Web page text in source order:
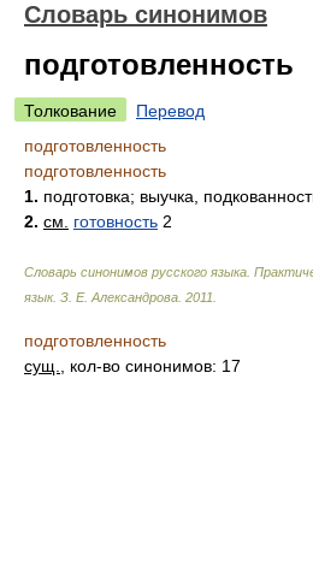
Словарь синонимов
подготовленность
Толкование
Перевод
подготовленность
подготовленность
1. подготовка; выучка,
2. см. готовность 2
Словарь синонимов русского языка.
язык. З. Е. Александрова 2011
подготовленность
сущ.
, кол-во синонимов: 17